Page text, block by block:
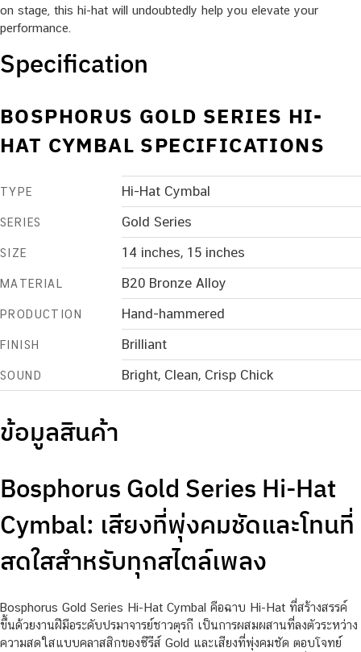
on stage, this hi-hat will undoubtedly help you elevate your
performance.
Specification
BOSPHORUS GOLD SERIES HI-
HAT CYMBAL SPECIFICATIONS
TYPE Hi-Hat Cymbal
SERIES Gold Series
SIZE 14 inches, 15 inches
MATERIAL B20 Bronze Alloy
PRODUCTION Hand-hammered
FINISH Brilliant
SOUND Bright, Clean, Crisp Chick
ข้อมูลสินค้า
Bosphorus Gold Series Hi-Hat
Cymbal: เสียงที่พุ่งคมชัดและโทนที่
สดใสสำหรับทุกสไตล์เพลง
Bosphorus Gold Series Hi-Hat Cymbal คือฉาบ Hi-Hat ที่สร้างสรรค์
ขึ้นด้วยงานฝีมือระดับปรมาจารย์ชาวตุรกี เป็นการผสมผสานที่ลงตัวระหว่าง
ความสดใสแบบคลาสสิกของซีรีส์ Gold และเสียงที่พุ่งคมชัด ตอบโจทย์